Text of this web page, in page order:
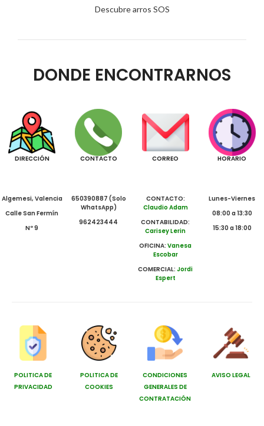
Descubre arros SOS
DONDE ENCONTRARNOS
DIRECCIÓN
Algemesi, Valencia
Calle San Fermín
Nº 9
CONTACTO
650390887 (Solo
WhatsApp)
962423444
CORREO
CONTACTO:
Claudio Adam
CONTABILIDAD:
Carisey Lerin
OFICINA:Vanesa
Escobar
COMERCIAL:Jordi
Espert
HORARIO
Lunes-Viernes
08:00 a 13:30
15:30 a 18:00
POLITICA DE
PRIVACIDAD
POLITICA DE
COOKIES
CONDICIONES
GENERALES DE
CONTRATACIÓN
AVISO LEGAL